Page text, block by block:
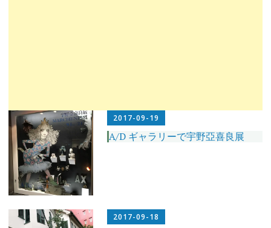
2017-09-19
A/D ギャラリーで宇野亞喜良展
2017-09-18